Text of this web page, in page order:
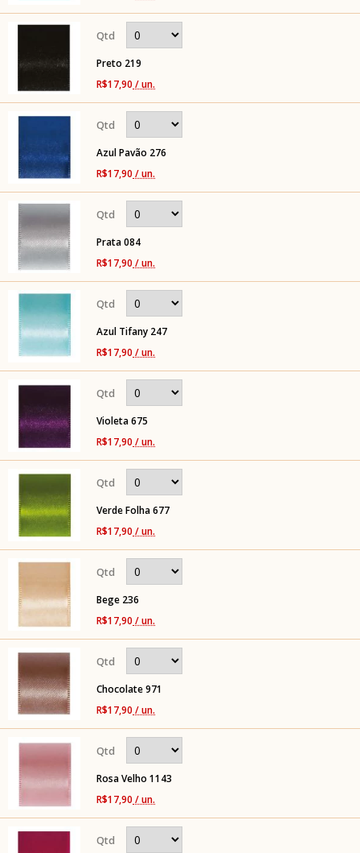
Preto 219
R$17,90 / un.
Azul Pavão 276
R$17,90 / un.
Prata 084
R$17,90 / un.
Azul Tifany 247
R$17,90 / un.
Violeta 675
R$17,90 / un.
Verde Folha 677
R$17,90 / un.
Bege 236
R$17,90 / un.
Chocolate 971
R$17,90 / un.
Rosa Velho 1143
R$17,90 / un.